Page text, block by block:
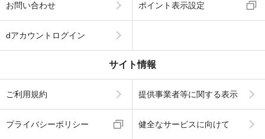
お問い合わせ ポイント表示設定
dアカウントログイン
サイト情報
ご利用規約 提供事業者等に関する表示
プライバシーポリシー 健全なサービスに向けて